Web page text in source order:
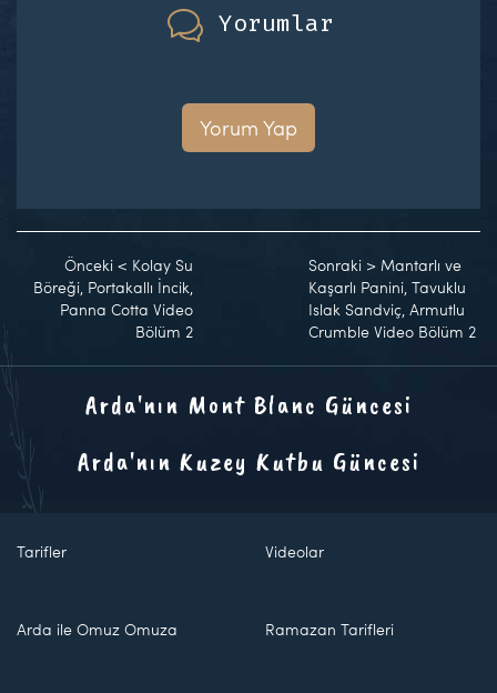
Yorumlar
Yorum Yap
Önceki < Kolay Su
Böreği, Portakallı İncik,
Panna Cotta Video
Bölüm 2
Sonraki > Mantarlı ve
Kaşarlı Panini, Tavuklu
Islak Sandviç, Armutlu
Crumble Video Bölüm 2
Arda'nın Mont Blanc Güncesi
Arda'nın Kuzey Kutbu Güncesi
Tarifler Videolar
Arda ile Omuz Omuza Ramazan Tarifleri